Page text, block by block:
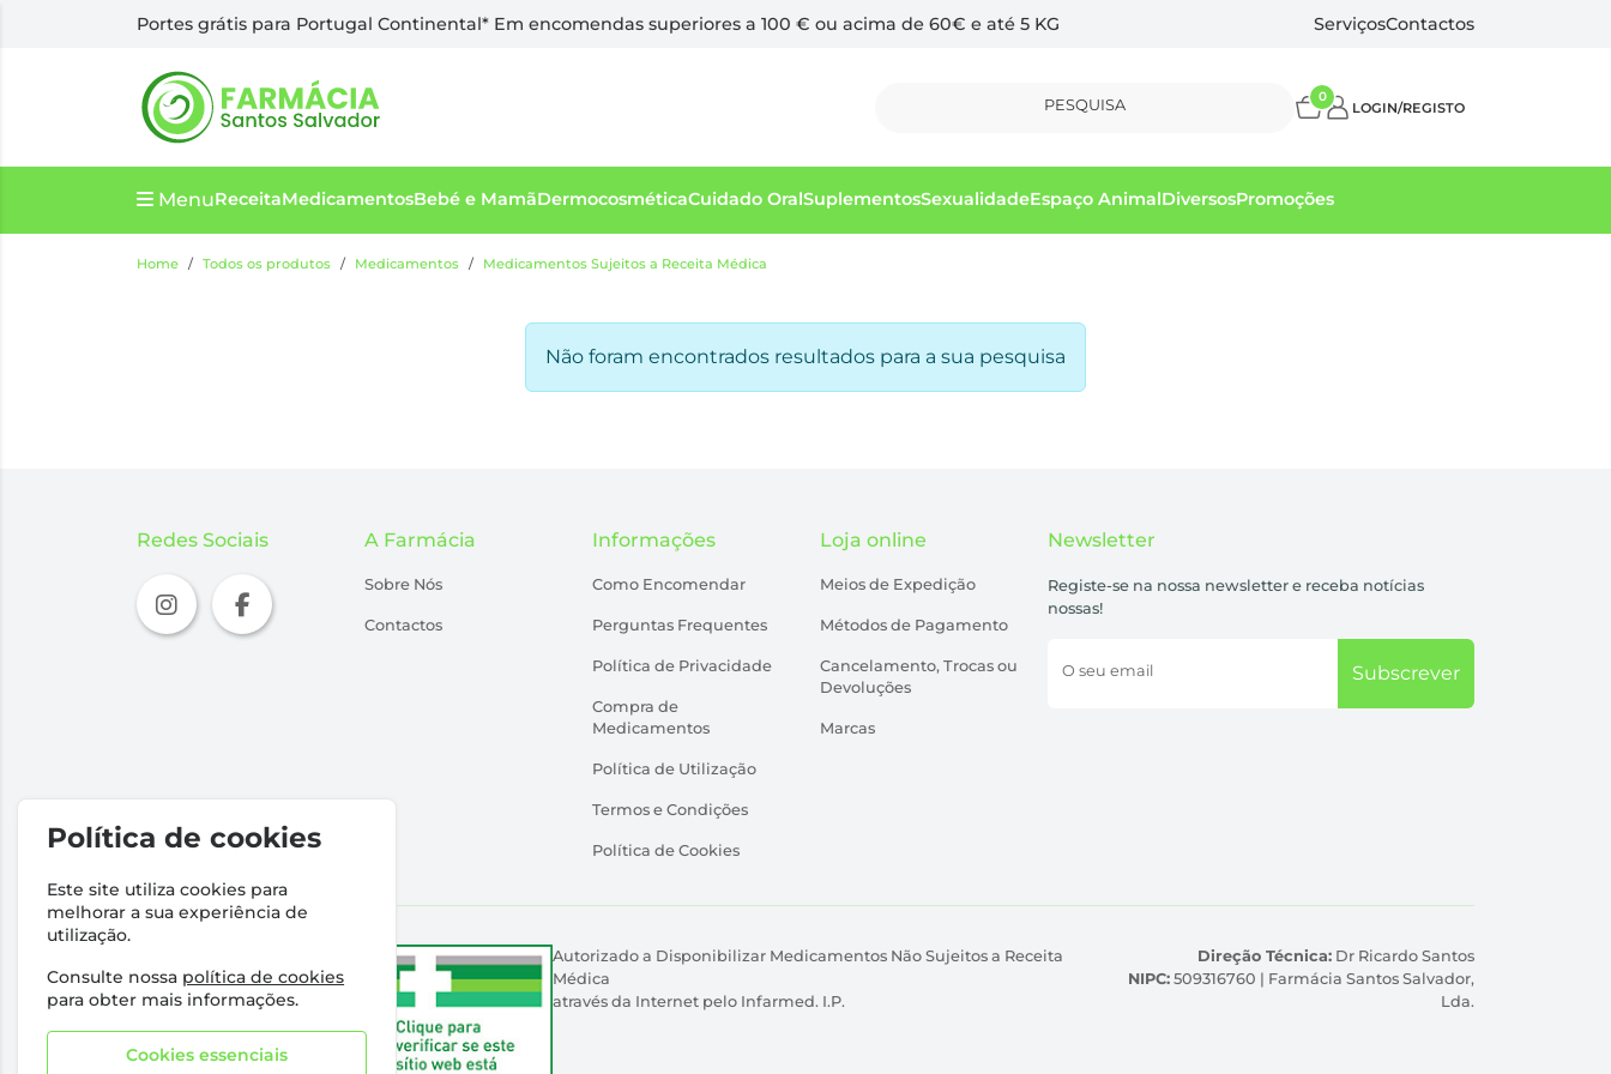
Portes grátis para Portugal Continental* Em encomendas superiores a 100 € ou acima de 60€ e até 5 KG ServiçosContactos
PESQUISA 0
LOGIN/REGISTO
MenuReceitaMedicamentosBebé e MamãDermocosméticaCuidado OralSuplementosSexualidadeEspaço AnimalDiversosPromoções
Home Todos os produtos Medicamentos Medicamentos Sujeitos a Receita Médica
Não foram encontrados resultados para a sua pesquisa
Redes Sociais A Farmácia
Sobre Nós
Contactos
Informações
Como Encomendar
Perguntas Frequentes
Política de Privacidade
Compra de
Medicamentos
Política de Utilização
Termos e Condições
Política de Cookies
Loja online
Meios de Expedição
Métodos de Pagamento
Cancelamento, Trocas ou
Devoluções
Marcas
Newsletter
Registe-se na nossa newsletter e receba notícias
nossas!
O seu email Subscrever
Autorizado a Disponibilizar Medicamentos Não Sujeitos a Receita
Médica
através da Internet pelo Infarmed. I.P.
Direção Técnica: Dr Ricardo Santos
NIPC: 509316760 | Farmácia Santos Salvador,
Lda.
Política de cookies
Este site utiliza cookies para
melhorar a sua experiência de
utilização.
Consulte nossa política de cookies
para obter mais informações.
Cookies essenciais